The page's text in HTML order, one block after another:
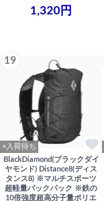
1,320円
19
×入荷待ち
BlackDiamond(ブラックダイ
ヤモンド) Distance8(ディス
タンス8) ※マルチスポーツ
超軽量バックパック ※鉄の
10倍強度超高分子量ポリエ